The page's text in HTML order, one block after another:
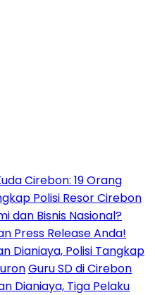
Cirebon: 19 Orang
Polisi Resor Cirebon
dan Bisnis Nasional?
Press Release Anda!
Dianiaya, Polisi Tangkap
Guru SD di Cirebon
Dianiaya, Tiga Pelaku